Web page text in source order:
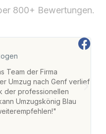
800+ Bewertungen.
Team der Firma
Umzug nach Genf verlief
der professionellen
Umzugskönig Blau